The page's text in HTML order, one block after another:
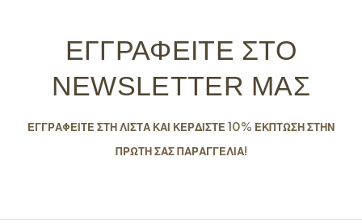
ΕΓΓΡΑΦΕΙΤΕ ΣΤΟ
NEWSLETTER ΜΑΣ
ΕΓΓΡΑΦΕΙΤΕ ΣΤΗ ΛΙΣΤΑ ΚΑΙ ΚΕΡΔΙΣΤΕ 10% ΕΚΠΤΩΣΗ ΣΤΗΝ
ΠΡΩΤΗ ΣΑΣ ΠΑΡΑΓΓΕΛΙΑ!